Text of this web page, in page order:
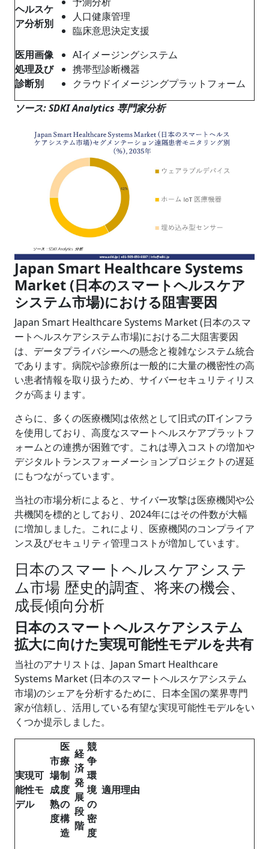
ヘルスケ
ア分析別
人口健康管理
臨床意思決定支援
医用画像
処理及び
診断別
AIイメージングシステム
携帯型診断機器
クラウドイメージングプラットフォーム
ソース: SDKI Analytics 専門家分析
Japan Smart Healthcare Systems
Market (日本のスマートヘルスケア
システム市場)における阻害要因
Japan Smart Healthcare Systems Market (日本のスマ
ートヘルスケアシステム市場)における二大阻害要因
は、データプライバシーへの懸念と複雑なシステム統合
であります。病院や診療所は一般的に大量の機密性の高
い患者情報を取り扱うため、サイバーセキュリティリス
クが高まります。
さらに、多くの医療機関は依然として旧式のITインフラ
を使用しており、高度なスマートヘルスケアプラットフ
ォームとの連携が困難です。これは導入コストの増加や
デジタルトランスフォーメーションプロジェクトの遅延
にもつながっています。
当社の市場分析によると、サイバー攻撃は医療機関や公
共機関を標的としており、2024年にはその件数が大幅
に増加しました。これにより、医療機関のコンプライア
ンス及びセキュリティ管理コストが増加しています。
日本のスマートヘルスケアシステ
ム市場 歴史的調査、将来の機会、
成長傾向分析
日本のスマートヘルスケアシステム
拡大に向けた実現可能性モデルを共有
当社のアナリストは、Japan Smart Healthcare
Systems Market (日本のスマートヘルスケアシステム
市場)のシェアを分析するために、日本全国の業界専門
家が信頼し、活用している有望な実現可能性モデルをい
くつか提示しました。
実現可
能性モ
デル
市
場
成
熟
度
医
療
制
度
の
構
造
経
済
発
展
段
階
競
争
環
境
の
密
度
適用理由